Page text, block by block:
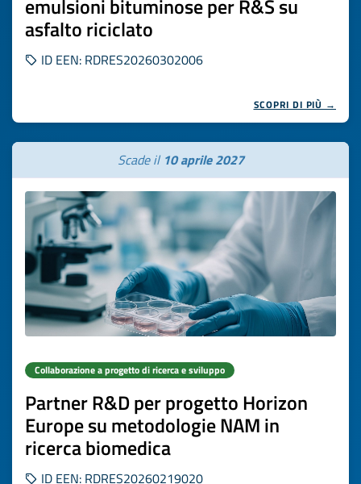
emulsioni bituminose per R&S su
asfalto riciclato
ID EEN: RDRES20260302006
SCOPRI DI PIÙ →
Scade il 10 aprile 2027
Collaborazione a progetto di ricerca e sviluppo
Partner R&D per progetto Horizon
Europe su metodologie NAM in
ricerca biomedica
ID EEN: RDRES20260219020